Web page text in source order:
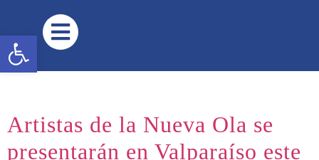
Abrir barra de herramientas
Artistas de la Nueva Ola se
presentarán en Valparaíso este